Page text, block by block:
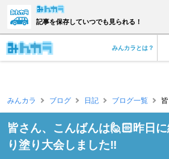
記事を保存していつでも見られる！
みんカラとは？
みんカラ ブログ 日記 ブログ一覧
皆さん、こんばんは🙋🏻昨日
り塗り大会しました‼️